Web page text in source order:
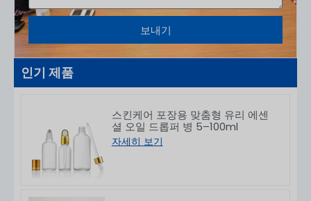
보내기
인기 제품
스킨케어 포장용 맞춤형 유리 에센
셜 오일 드롭퍼 병 5–100ml
자세히 보기